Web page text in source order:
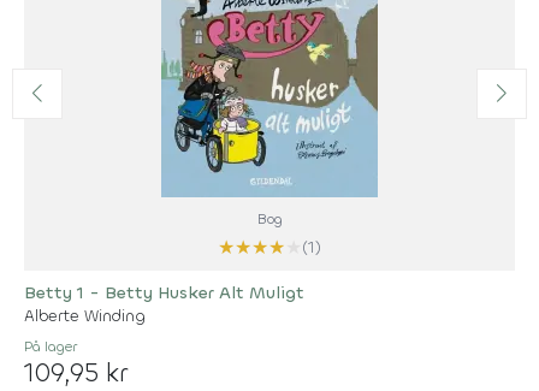
Bog
★★★★
(1)
Betty 1 - Betty Husker Alt Muligt
Alberte Winding
På lager
109,95 kr